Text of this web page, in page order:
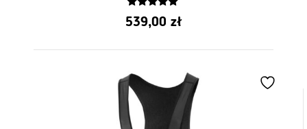
5.00
z 5
539,00 zł